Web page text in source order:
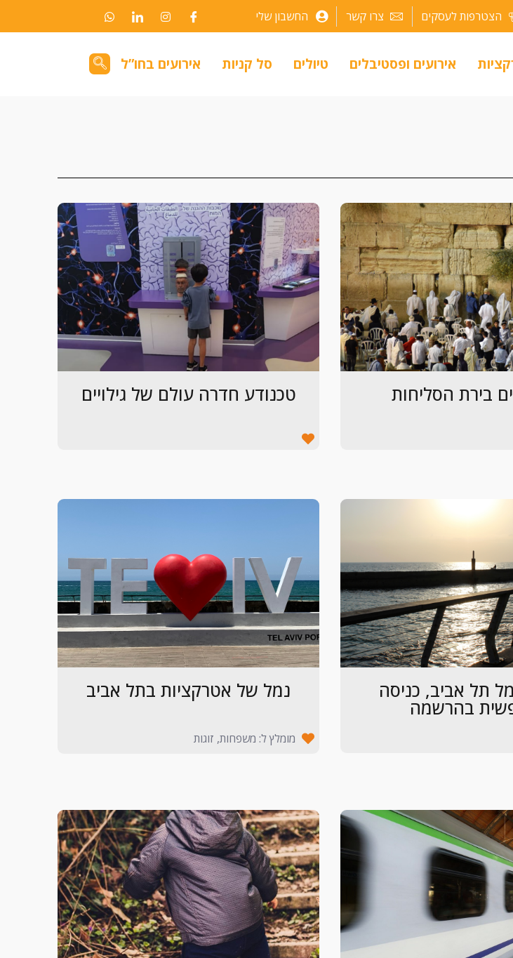
הצטרפות לעסקים צרו קשר החשבון שלי
אירועים ופסטיבלים טיולים סל קניות אירועים בחו”ל
בירת הסליחות טכנודע חדרה עולם של גילויים
תל אביב, כניסה
בהרשמה
נמל של אטרקציות בתל אביב
מומלץ ל: משפחות, זוגות
עמודעמודעמוד